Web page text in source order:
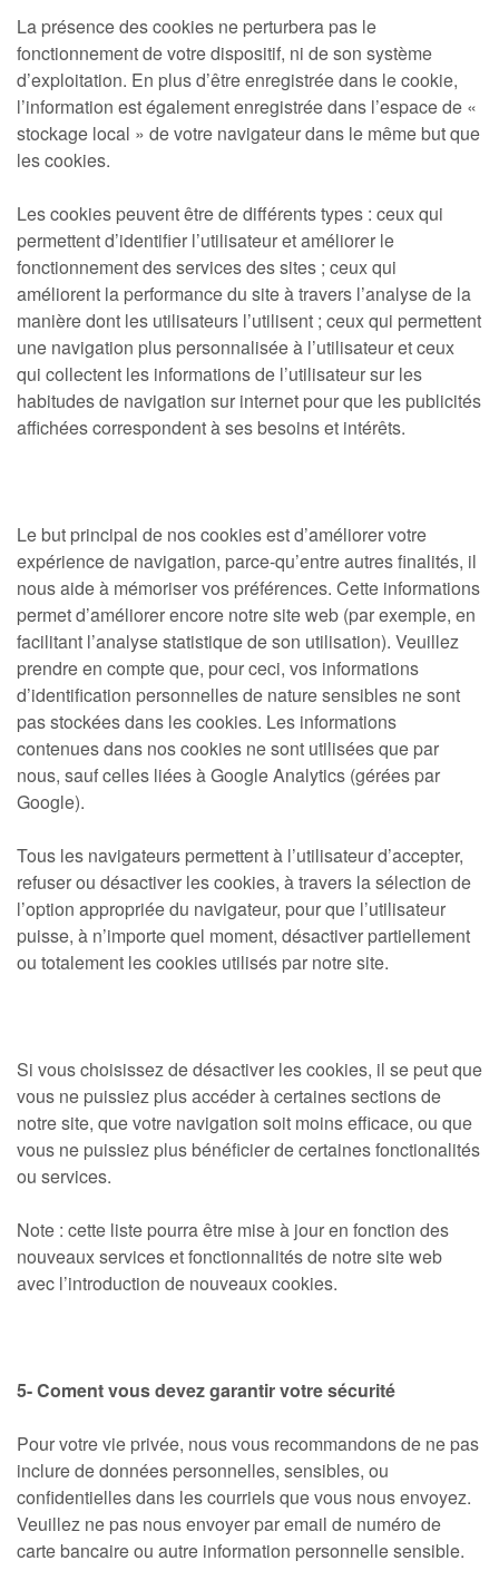
La présence des cookies ne perturbera pas le
fonctionnement de votre dispositif, ni de son système
d’exploitation. En plus d’être enregistrée dans le cookie,
l’information est également enregistrée dans l’espace de «
stockage local » de votre navigateur dans le même but que
les cookies.
Les cookies peuvent être de différents types : ceux qui
permettent d’identifier l’utilisateur et améliorer le
fonctionnement des services des sites ; ceux qui
améliorent la performance du site à travers l’analyse de la
manière dont les utilisateurs l’utilisent ; ceux qui permettent
une navigation plus personnalisée à l’utilisateur et ceux
qui collectent les informations de l’utilisateur sur les
habitudes de navigation sur internet pour que les publicités
affichées correspondent à ses besoins et intérêts.
Le but principal de nos cookies est d’améliorer votre
expérience de navigation, parce-qu’entre autres finalités, il
nous aide à mémoriser vos préférences. Cette informations
permet d’améliorer encore notre site web (par exemple, en
facilitant l’analyse statistique de son utilisation). Veuillez
prendre en compte que, pour ceci, vos informations
d’identification personnelles de nature sensibles ne sont
pas stockées dans les cookies. Les informations
contenues dans nos cookies ne sont utilisées que par
nous, sauf celles liées à Google Analytics (gérées par
Google).
Tous les navigateurs permettent à l’utilisateur d’accepter,
refuser ou désactiver les cookies, à travers la sélection de
l’option appropriée du navigateur, pour que l’utilisateur
puisse, à n’importe quel moment, désactiver partiellement
ou totalement les cookies utilisés par notre site.
Si vous choisissez de désactiver les cookies, il se peut que
vous ne puissiez plus accéder à certaines sections de
notre site, que votre navigation soit moins efficace, ou que
vous ne puissiez plus bénéficier de certaines fonctionalités
ou services.
Note : cette liste pourra être mise à jour en fonction des
nouveaux services et fonctionnalités de notre site web
avec l’introduction de nouveaux cookies.
5- Coment vous devez garantir votre sécurité
Pour votre vie privée, nous vous recommandons de ne pas
inclure de données personnelles, sensibles, ou
confidentielles dans les courriels que vous nous envoyez.
Veuillez ne pas nous envoyer par email de numéro de
carte bancaire ou autre information personnelle sensible.